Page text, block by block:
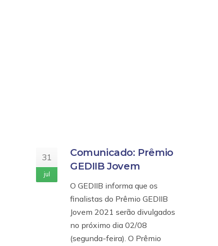
31
jul
Comunicado: Prêmio
GEDIIB Jovem
O GEDIIB informa que os
finalistas do Prêmio GEDIIB
Jovem 2021 serão divulgados
no próximo dia 02/08
(segunda-feira). O Prêmio